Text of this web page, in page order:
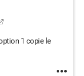
1 copie le